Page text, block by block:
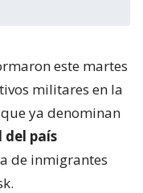
este martes
militares en la
ya denominan
del país
de inmigrantes